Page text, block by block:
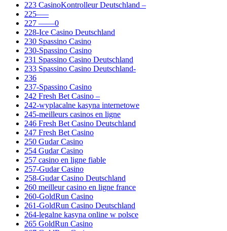
223 CasinoKontrolleur Deutschland –
225—–
227 ——0
228-Ice Casino Deutschland
230 Spassino Casino
230-Spassino Casino
231 Spassino Casino Deutschland
233 Spassino Casino Deutschland-
236
237-Spassino Casino
242 Fresh Bet Casino –
242-wyplacalne kasyna internetowe
245-meilleurs casinos en ligne
246 Fresh Bet Casino Deutschland
247 Fresh Bet Casino
250 Gudar Casino
254 Gudar Casino
257 casino en ligne fiable
257-Gudar Casino
258-Gudar Casino Deutschland
260 meilleur casino en ligne france
260-GoldRun Casino
261-GoldRun Casino Deutschland
264-legalne kasyna online w polsce
265 GoldRun Casino